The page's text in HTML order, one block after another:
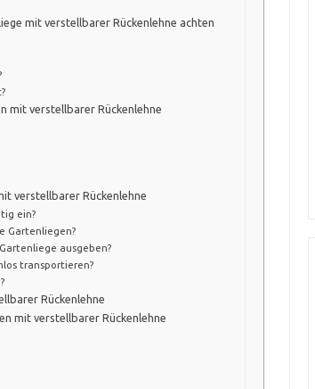
mit verstellbarer Rückenlehne achten
mit verstellbarer Rückenlehne
verstellbarer Rückenlehne
ein?
Gartenliegen?
ausgeben?
transportieren?
Rückenlehne
mit verstellbarer Rückenlehne